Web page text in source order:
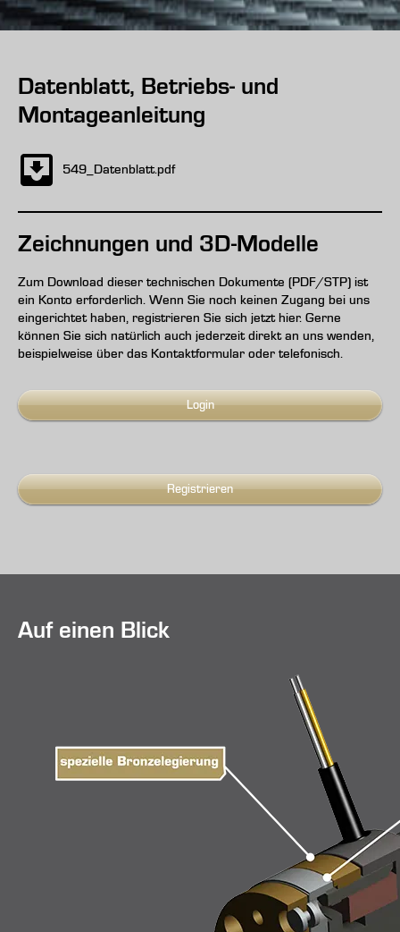
Datenblatt, Betriebs- und
Montageanleitung
549_Datenblatt.pdf
Zeichnungen und 3D-Modelle
Zum Download dieser technischen Dokumente (PDF/STP) ist
ein Konto erforderlich. Wenn Sie noch keinen Zugang bei uns
eingerichtet haben, registrieren Sie sich jetzt hier. Gerne
können Sie sich natürlich auch jederzeit direkt an uns wenden,
beispielweise über das Kontaktformular oder telefonisch.
Login
Registrieren
Auf einen Blick